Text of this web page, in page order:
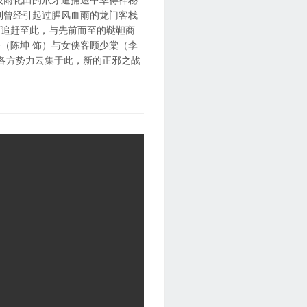
经引起过腥风血雨的龙门客栈
赶至此，与先前而至的鞑靼商
陈坤 饰）与女侠客顾少棠（李
方势力云集于此，新的正邪之战